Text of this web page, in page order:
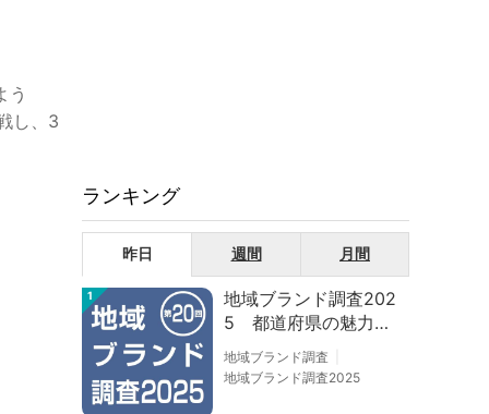
う
し、3
ランキング
昨日 週間 月間
1
地域ブランド調査202
5 都道府県の魅力度
等調査結果
地域ブランド調査
地域ブランド調査2025